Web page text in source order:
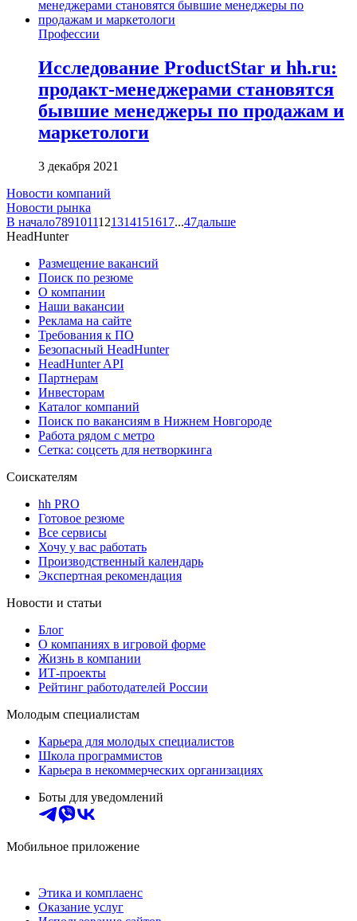
Профессии
Исследование ProductStar и hh.ru:
продакт-менеджерами становятся
бывшие менеджеры по продажам и
маркетологи
3 декабря 2021
Новости компаний
Новости рынка
В начало7891011121314151617...47дальше
HeadHunter
Размещение вакансий
Поиск по резюме
О компании
Наши вакансии
Реклама на сайте
Требования к ПО
Безопасный HeadHunter
HeadHunter API
Партнерам
Инвесторам
Каталог компаний
Поиск по вакансиям в Нижнем Новгороде
Работа рядом с метро
Сетка: соцсеть для нетворкинга
Соискателям
hh PRO
Готовое резюме
Все сервисы
Хочу у вас работать
Производственный календарь
Экспертная рекомендация
Новости и статьи
Блог
О компаниях в игровой форме
Жизнь в компании
ИТ-проекты
Рейтинг работодателей России
Молодым специалистам
Карьера для молодых специалистов
Школа программистов
Карьера в некоммерческих организациях
Боты для уведомлений
Мобильное приложение
Этика и комплаенс
Оказание услуг